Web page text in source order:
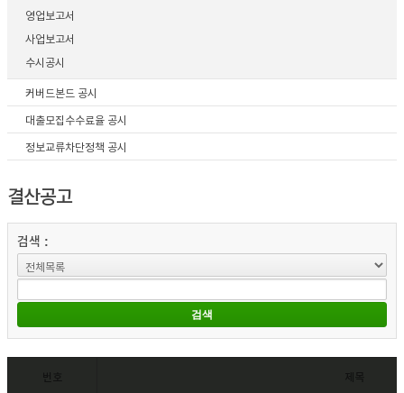
영업보고서
사업보고서
수시공시
커버드본드 공시
대출모집수수료율 공시
정보교류차단정책 공시
결산공고
검색 :